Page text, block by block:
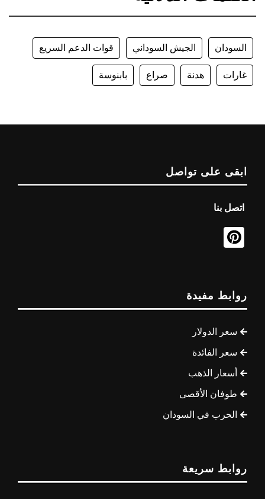
السودان الجيش السوداني قوات الدعم السريع
غارات هدنة صراع بابنوسة
ابقى على تواصل
اتصل بنا
روابط مفيدة
سعر الدولار
سعر الفائدة
أسعار الذهب
طوفان الأقصى
الحرب في السودان
روابط سريعة